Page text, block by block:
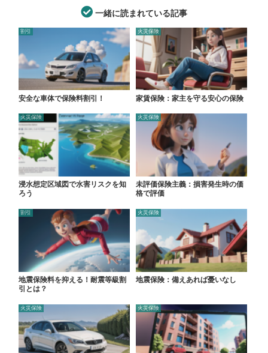
一緒に読まれている記事
割引
安全な車体で保険料割引！
火災保険
家賃保険：家主を守る安心の保険
火災保険
浸水想定区域図で水害リスクを知
ろう
火災保険
未評価保険主義：損害発生時の価
格で評価
割引
地震保険料を抑える！耐震等級割
引とは？
火災保険
地震保険：備えあれば憂いなし
火災保険 火災保険